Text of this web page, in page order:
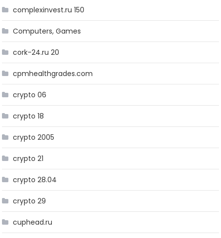
complexinvest.ru 150
Computers, Games
cork-24.ru 20
cpmhealthgrades.com
crypto 06
crypto 18
crypto 2005
crypto 21
crypto 28.04
crypto 29
cuphead.ru